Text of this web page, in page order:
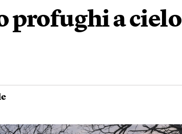
profughi a cielo